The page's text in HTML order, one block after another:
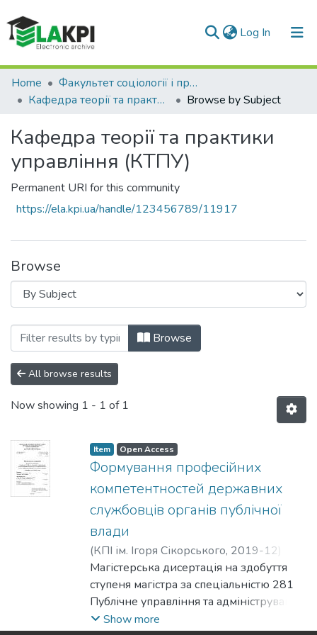
Log In (current)
Communities & Collections
All of DSpace
Home
Факультет соціології і права (ФСП)
Кафедра теорії та практики управління (КТПУ)
Browse by Subject
Кафедра теорії та практики
управління (КТПУ)
Permanent URI for this community
https://ela.kpi.ua/handle/123456789/11917
Browse
Browsing Кафедра теорії та
Browse
All browse results
Now showing 1 - 1 of 1
Item Open Access
Формування професійних
компетентностей державних
службовців органів публічної
влади
(КПІ ім. Ігоря Сікорського, 2019-12)
Пантрягина, Аліна Генадіївна;
Цимбаленко, Яна Юріївна
Магістерська дисертація на здобуття
ступеня магістра за спеціальністю 281
Публічне управління та адміністрування.
– Національний технічний університет
Show more